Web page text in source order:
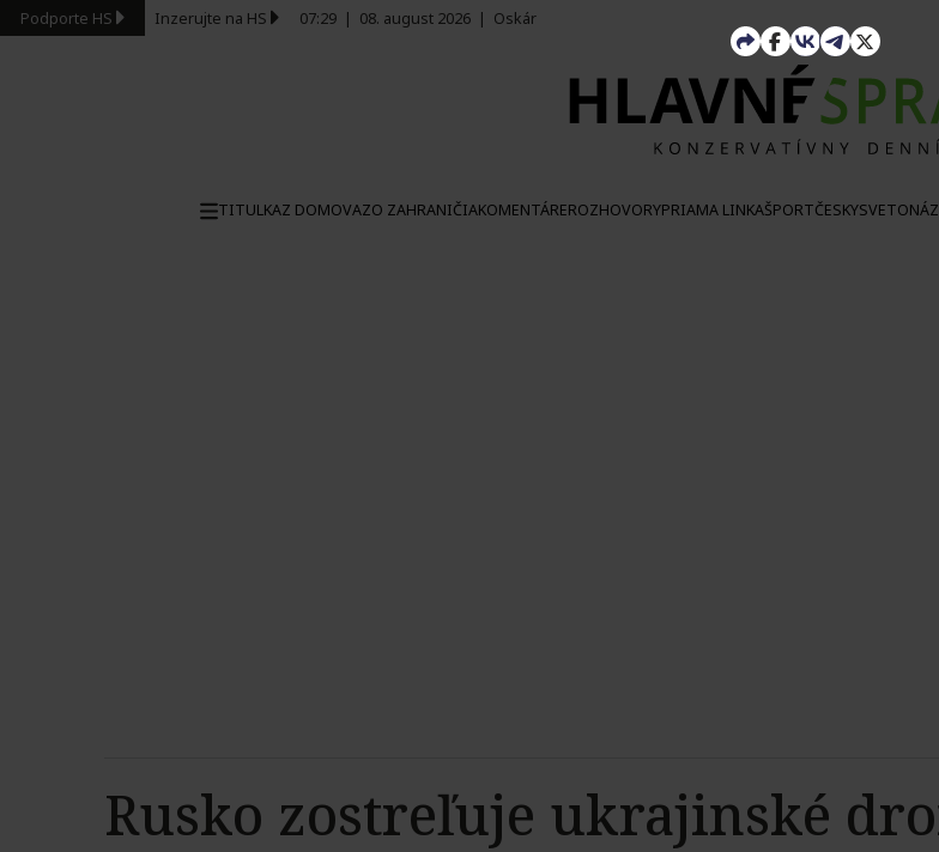
Podporte HS Inzerujte na HS 07:29 | 08. august 2026 | Oskár
TITULKAZ DOMOVAZO ZAHRANIČIAKOMENTÁREROZHOVORYPRIAMA LINKAŠPORTČESKY
Rusko zostreľuje ukrajinské